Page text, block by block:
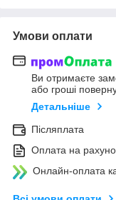
Умови оплати
Ви отримаєте
або гроші
Детальніше
Післяплата
Оплата на
Онлайн-оплата